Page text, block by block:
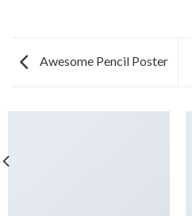
Awesome Pencil Poster